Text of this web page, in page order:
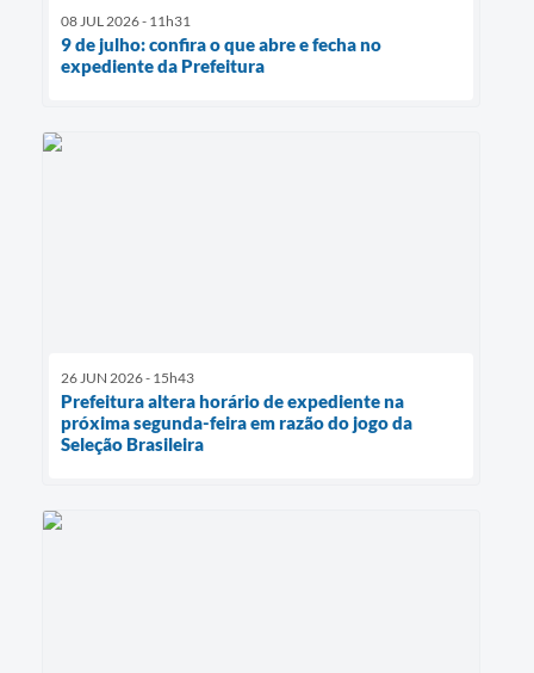
08 JUL 2026 - 11h31
9 de julho: confira o que abre e fecha no
expediente da Prefeitura
26 JUN 2026 - 15h43
Prefeitura altera horário de expediente na
próxima segunda-feira em razão do jogo da
Seleção Brasileira